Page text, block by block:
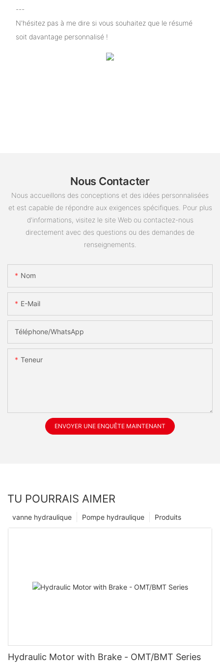
---
N'hésitez pas à me dire si vous souhaitez que le résumé
soit davantage personnalisé !
Nous Contacter
Nous accueillons des conceptions et des idées personnalisées
et est capable de répondre aux exigences spécifiques. Pour plus
d'informations, visitez le site Web ou contactez-nous
directement avec des questions ou des demandes de
renseignements.
Nom
E-Mail
Téléphone/WhatsApp
Teneur
ENVOYER UNE ENQUÊTE MAINTENANT
TU POURRAIS AIMER
Produits
Pompe hydraulique
vanne hydraulique
Hydraulic Motor with Brake - OMT/BMT Series